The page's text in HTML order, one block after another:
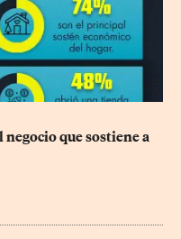
que sostiene a